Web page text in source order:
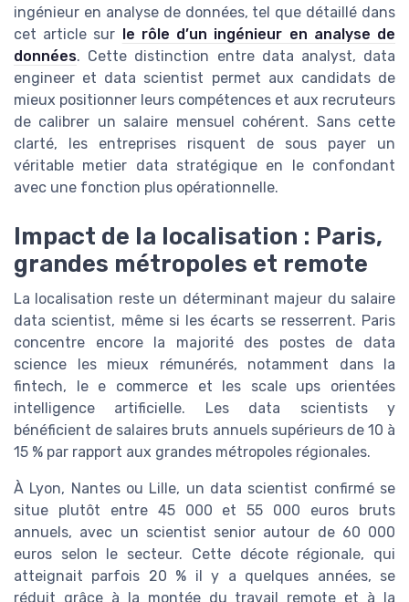
ingénieur en analyse de données, tel que détaillé dans
cet article sur le rôle d’un ingénieur en analyse de
données. Cette distinction entre data analyst, data
engineer et data scientist permet aux candidats de
mieux positionner leurs compétences et aux recruteurs
de calibrer un salaire mensuel cohérent. Sans cette
clarté, les entreprises risquent de sous payer un
véritable metier data stratégique en le confondant
avec une fonction plus opérationnelle.
Impact de la localisation : Paris,
grandes métropoles et remote
La localisation reste un déterminant majeur du salaire
data scientist, même si les écarts se resserrent. Paris
concentre encore la majorité des postes de data
science les mieux rémunérés, notamment dans la
fintech, le e commerce et les scale ups orientées
intelligence artificielle. Les data scientists y
bénéficient de salaires bruts annuels supérieurs de 10 à
15 % par rapport aux grandes métropoles régionales.
À Lyon, Nantes ou Lille, un data scientist confirmé se
situe plutôt entre 45 000 et 55 000 euros bruts
annuels, avec un scientist senior autour de 60 000
euros selon le secteur. Cette décote régionale, qui
atteignait parfois 20 % il y a quelques années, se
réduit grâce à la montée du travail remote et à la